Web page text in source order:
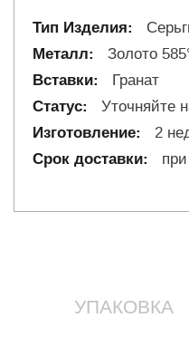
Золото
Гранат
Уточняйте
2
УПАКОВКА